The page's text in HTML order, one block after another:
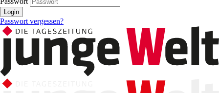
Login
Passwort vergessen?